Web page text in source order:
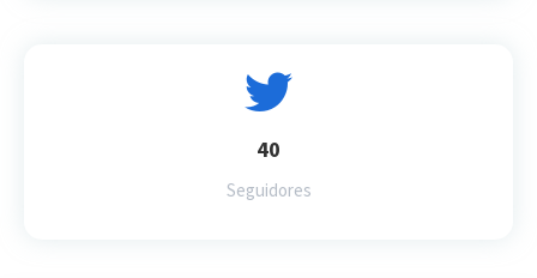
40
Seguidores